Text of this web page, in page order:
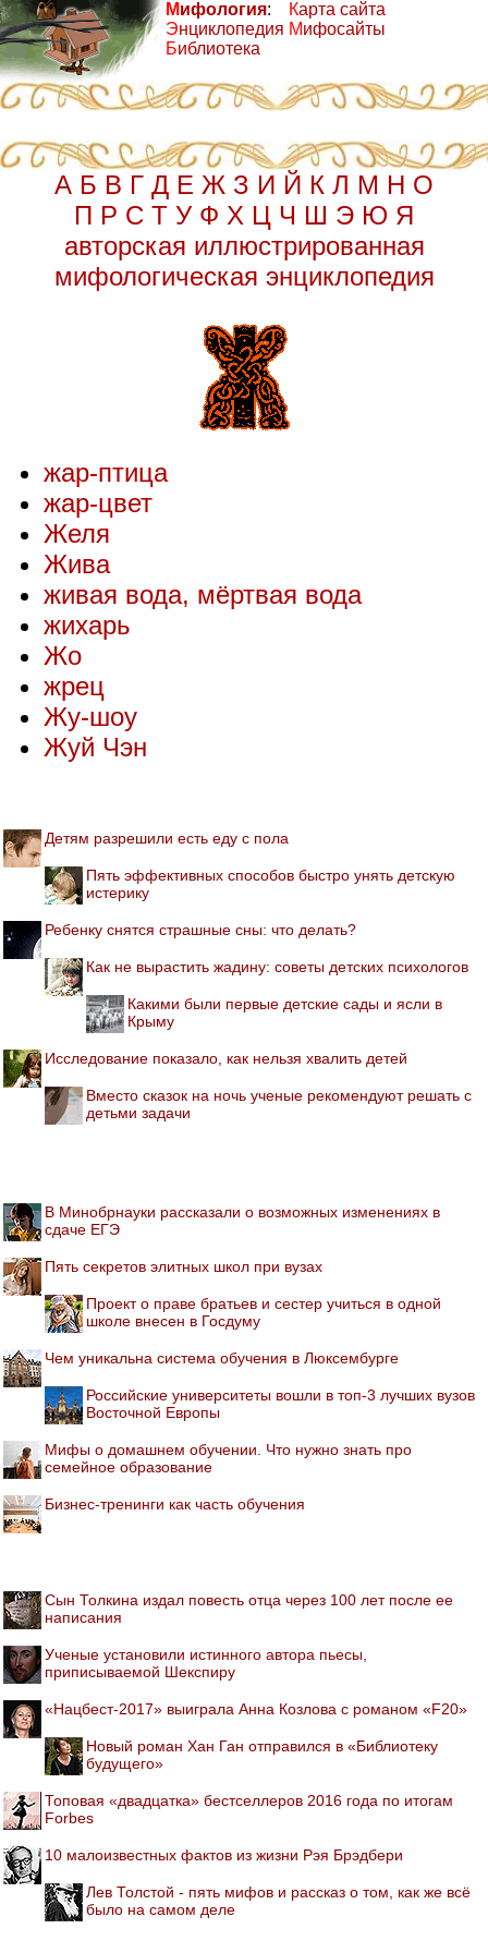
Мифология:
Энциклопедия
Библиотека
Карта сайта
Мифосайты
А Б В Г Д Е Ж З И Й К Л М Н О
П Р С Т У Ф Х Ц Ч Ш Э Ю Я
авторская иллюстрированная
мифологическая энциклопедия
жар-птица
жар-цвет
Желя
Жива
живая вода, мёртвая вода
жихарь
Жо
жрец
Жу-шоу
Жуй Чэн
Детям разрешили есть еду с пола
Пять эффективных способов быстро унять детскую
истерику
Ребенку снятся страшные сны: что делать?
Как не вырастить жадину: советы детских психологов
Какими были первые детские сады и ясли в
Крыму
Исследование показало, как нельзя хвалить детей
Вместо сказок на ночь ученые рекомендуют решать с
детьми задачи
В Минобрнауки рассказали о возможных изменениях в
сдаче ЕГЭ
Пять секретов элитных школ при вузах
Проект о праве братьев и сестер учиться в одной
школе внесен в Госдуму
Чем уникальна система обучения в Люксембурге
Российские университеты вошли в топ-3 лучших вузов
Восточной Европы
Мифы о домашнем обучении. Что нужно знать про
семейное образование
Бизнес-тренинги как часть обучения
Сын Толкина издал повесть отца через 100 лет после ее
написания
Ученые установили истинного автора пьесы,
приписываемой Шекспиру
«Нацбест-2017» выиграла Анна Козлова с романом «F20»
Новый роман Хан Ган отправился в «Библиотеку
будущего»
Топовая «двадцатка» бестселлеров 2016 года по итогам
Forbes
10 малоизвестных фактов из жизни Рэя Брэдбери
Лев Толстой - пять мифов и рассказ о том, как же всё
было на самом деле